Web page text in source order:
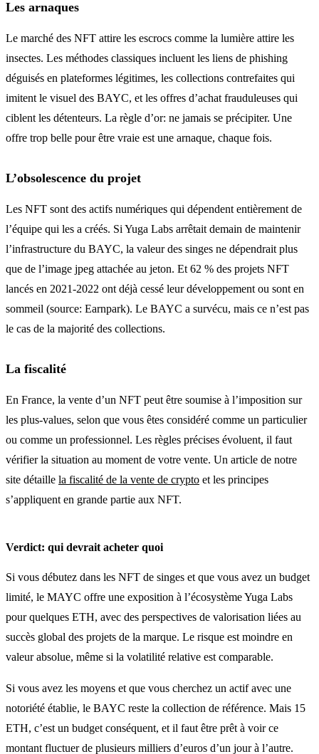
Les arnaques
Le marché des NFT attire les escrocs comme la lumière attire les
insectes. Les méthodes classiques incluent les liens de phishing
déguisés en plateformes légitimes, les collections contrefaites qui
imitent le visuel des BAYC, et les offres d’achat frauduleuses qui
ciblent les détenteurs. La règle d’or: ne jamais se précipiter. Une
offre trop belle pour être vraie est une arnaque, chaque fois.
L’obsolescence du projet
Les NFT sont des actifs numériques qui dépendent entièrement de
l’équipe qui les a créés. Si Yuga Labs arrêtait demain de maintenir
l’infrastructure du BAYC, la valeur des singes ne dépendrait plus
que de l’image jpeg attachée au jeton. Et 62 % des projets NFT
lancés en 2021-2022 ont déjà cessé leur développement ou sont en
sommeil (source: Earnpark). Le BAYC a survécu, mais ce n’est pas
le cas de la majorité des collections.
La fiscalité
En France, la vente d’un NFT peut être soumise à l’imposition sur
les plus-values, selon que vous êtes considéré comme un particulier
ou comme un professionnel. Les règles précises évoluent, il faut
vérifier la situation au moment de votre vente. Un article de notre
site détaille la fiscalité de la vente de crypto et les principes
s’appliquent en grande partie aux NFT.
Verdict: qui devrait acheter quoi
Si vous débutez dans les NFT de singes et que vous avez un budget
limité, le MAYC offre une exposition à l’écosystème Yuga Labs
pour quelques ETH, avec des perspectives de valorisation liées au
succès global des projets de la marque. Le risque est moindre en
valeur absolue, même si la volatilité relative est comparable.
Si vous avez les moyens et que vous cherchez un actif avec une
notoriété établie, le BAYC reste la collection de référence. Mais 15
ETH, c’est un budget conséquent, et il faut être prêt à voir ce
montant fluctuer de plusieurs milliers d’euros d’un jour à l’autre.